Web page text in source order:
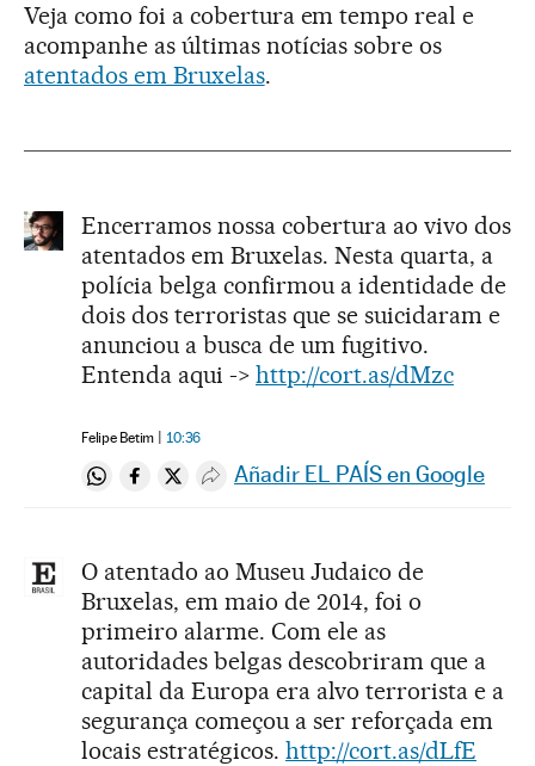
Veja como foi a cobertura em tempo real e
acompanhe as últimas notícias sobre os
atentados em Bruxelas.
Encerramos nossa cobertura ao vivo dos
atentados em Bruxelas. Nesta quarta, a
polícia belga confirmou a identidade de
dois dos terroristas que se suicidaram e
anunciou a busca de um fugitivo.
Entenda aqui -> http://cort.as/dMzc
Felipe Betim 10:36
Compartir en Whatsapp
Compartir en Facebook
Compartir en Twitter
Desplegar Redes Sociales
Añadir EL PAÍS en Google
O atentado ao Museu Judaico de
Bruxelas, em maio de 2014, foi o
primeiro alarme. Com ele as
autoridades belgas descobriram que a
capital da Europa era alvo terrorista e a
segurança começou a ser reforçada em
locais estratégicos. http://cort.as/dLfE